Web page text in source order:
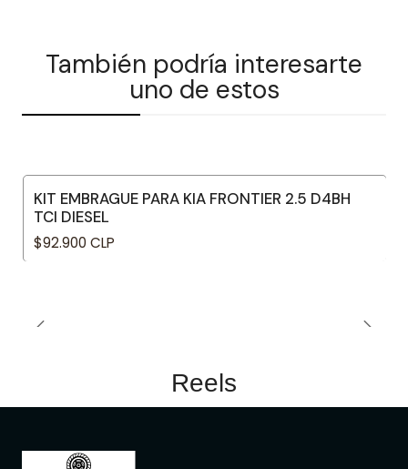
También podría interesarte
uno de estos
KIT EMBRAGUE PARA KIA FRONTIER 2.5 D4BH
TCI DIESEL
$92.900 CLP
Reels